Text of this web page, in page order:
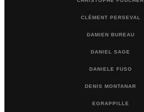
CLÉMENT PERSEVAL
DAMIEN BUREAU
DANIEL SAGE
DANIELE FUSO
DENIS MONTANAR
EGRAPPILLE